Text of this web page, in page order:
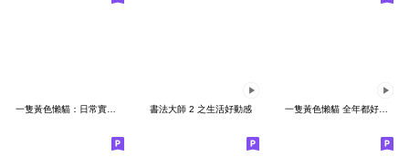
一隻黃色懶貓：日常實用！省空間貼圖 書法大師 2 之生活好動感 一隻黃色懶貓 全年都好用！祝福問候篇